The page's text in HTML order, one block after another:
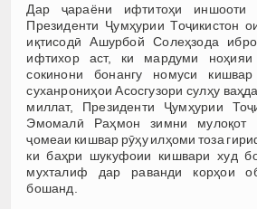
Дар ҷараёни ифтитоҳи иншооти
Президенти Ҷумҳурии Тоҷикистон
иқтисодӣ Ашурбой Солеҳзода
ифтихор аст, ки мардуми
сокинони бонангу номуси
суханрониҳои Асосгузори сулҳу
миллат, Президенти Ҷумҳурии
Эмомалӣ Раҳмон зимни мулоқот
ҷомеаи кишвар рӯҳу илҳоми тоза
ки баҳри шукуфоии кишвари худ
мухталиф дар раванди корҳои
бошанд.